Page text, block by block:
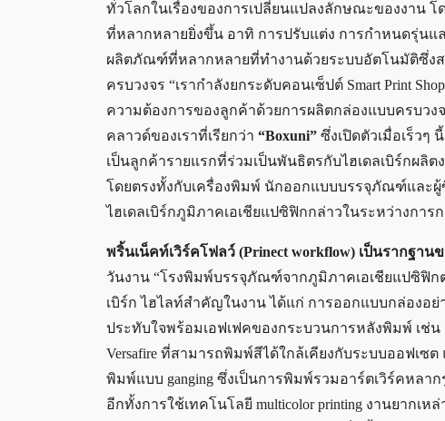
ทั่วโลกในเรื่องของการเปลี่ยนแปลงลักษณะของงา
ที่หลากหลายยิ่งขึ้น อาทิ การปรับแต่ง การกำหนดรุ่นแ
ผลิตภัณฑ์ที่หลากหลายที่ทำงานด้วยระบบอัตโนมัติซึ่ง
ครบวงจร “เรากำลังยกระดับคอนเซ็ปต์ Smart Print
ความต้องการของลูกค้าด้วยการผลิตกล่องแบบครบว
คลาวด์ของเราที่เรียกว่า “Boxuni” ซึ่งเปิดตัวเมื่อเร็วๆ
เป็นลูกค้ารายแรกที่ร่วมเป็นพันธิตรกับไฮเดลเบิร์กผ
โดยตรงทั้งกับเครื่องพิมพ์ นักออกแบบบรรจุภัณฑ์และผู้
ไฮเดลเบิร์กภูมิภาคเอเชียแปซิฟิกกล่าวในระหว่างการ
พริ้นเน็คท์เวิร์คโฟลว์ (Prinect workflow) เป็นรากฐานข
วันงาน “โรงพิมพ์บรรจุภัณฑ์จากภูมิภาคเอเชียแปซิฟิกต่
เบิร์ก ไฮไลท์สำคัญในงาน ได้แก่ การออกแบบกล่องอ
ประทับใจพร้อมเอฟเฟคของกระบวนการหลังพิมพ์ เ
Versafire ที่สามารถพิมพ์สีได้ใกล้เคียงกับระบบออฟเ
พิมพ์แบบ ganging ซึ่งเป็นการพิมพ์รวมอาร์ตเวิร์คหล
อีกทั้งการใช้เทคโนโลยี multicolor printing งานยากเ